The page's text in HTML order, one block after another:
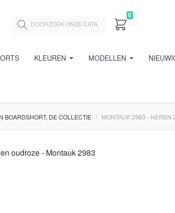
0
KLEUREN MODELLEN
BOARDSHORT, DE COLLECTIE MONTAUK 2983 - HEREN